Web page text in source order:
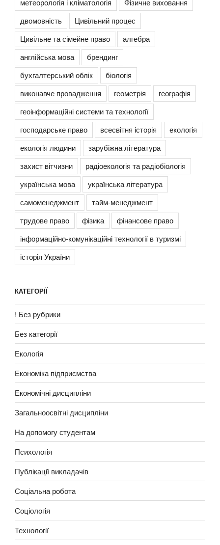
метеорологія і кліматологія
Фізичне виховання
двомовність
Цивільний процес
Цивільне та сімейне право
алгебра
англійська мова
брендинг
бухгалтерський облік
біологія
виконавче провадження
геометрія
географія
геоінформаційні системи та технології
господарське право
всесвітня історія
екологія
екологія людини
зарубіжна література
захист вітчизни
радіоекологія та радіобіологія
українська мова
українська література
самоменеджмент
тайм-менеджмент
трудове право
фізика
фінансове право
інформаційно-комунікаційні технології в туризмі
історія України
КАТЕГОРІЇ
! Без рубрики
Без категорії
Екологія
Економіка підприємства
Економічні дисципліни
Загальноосвітні дисципліни
На допомогу студентам
Психологія
Публікації викладачів
Соціальна робота
Соціологія
Технології